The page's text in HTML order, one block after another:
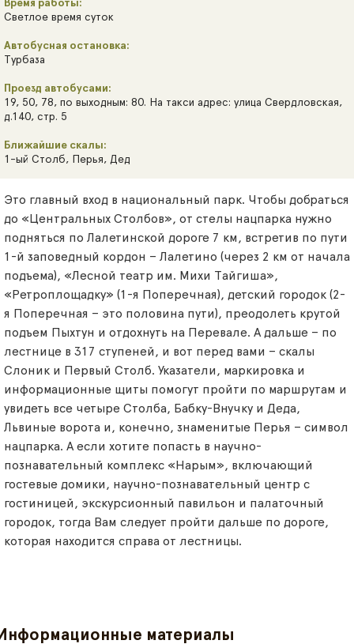
Время работы:
Светлое время суток
Автобусная остановка:
Турбаза
Проезд автобусами:
19, 50, 78, по выходным: 80. На такси адрес: улица Свердловская,
д.140, стр. 5
Ближайшие скалы:
1-ый Столб, Перья, Дед
Это главный вход в национальный парк. Чтобы добраться
до «Центральных Столбов», от стелы нацпарка нужно
подняться по Лалетинской дороге 7 км, встретив по пути
1-й заповедный кордон – Лалетино (через 2 км от начала
подъема), «Лесной театр им. Михи Тайгиша»,
«Ретроплощадку» (1-я Поперечная), детский городок (2-
я Поперечная – это половина пути), преодолеть крутой
подъем Пыхтун и отдохнуть на Перевале. А дальше – по
лестнице в 317 ступеней, и вот перед вами – скалы
Слоник и Первый Столб. Указатели, маркировка и
информационные щиты помогут пройти по маршрутам и
увидеть все четыре Столба, Бабку-Внучку и Деда,
Львиные ворота и, конечно, знаменитые Перья – символ
нацпарка. А если хотите попасть в научно-
познавательный комплекс «Нарым», включающий
гостевые домики, научно-познавательный центр с
гостиницей, экскурсионный павильон и палаточный
городок, тогда Вам следует пройти дальше по дороге,
которая находится справа от лестницы.
материалы